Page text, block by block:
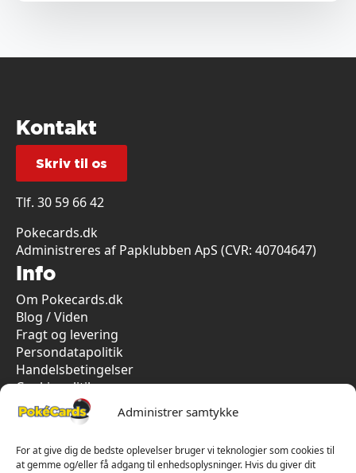
Administrer samtykke
For at give dig de bedste oplevelser bruger vi teknologier som cookies til
at gemme og/eller få adgang til enhedsoplysninger. Hvis du giver dit
Kontakt
Skriv til os
Tlf. 30 59 66 42
Pokecards.dk
Administreres af Papklubben ApS (CVR: 40704647)
Info
Om Pokecards.dk
Blog / Viden
Fragt og levering
Persondatapolitik
Handelsbetingelser
Cookiepolitik
Vi har kun 5-stjernet anmeldelser på Trustpilot